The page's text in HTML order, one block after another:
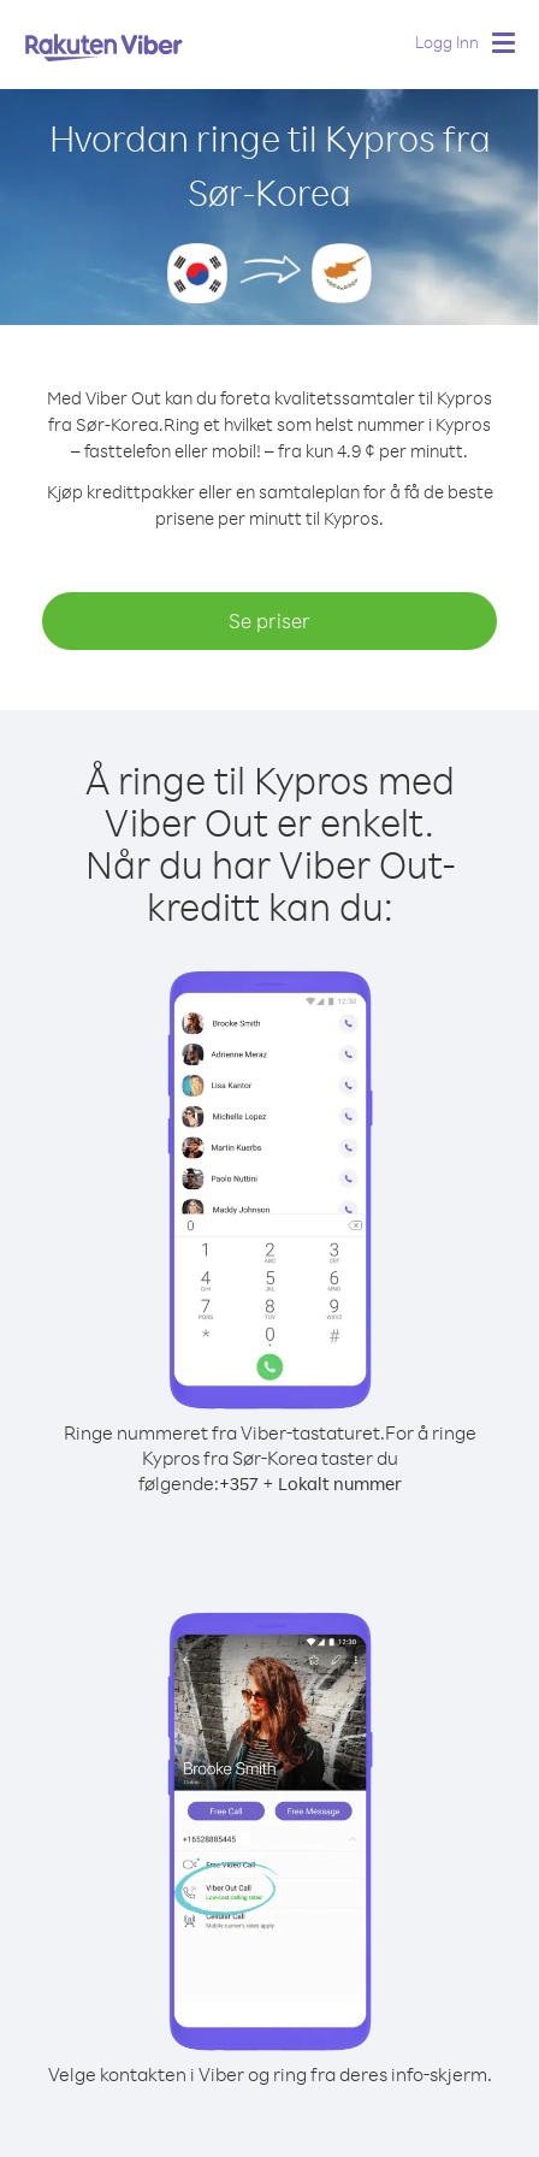
Logg Inn
Hvordan ringe til Kypros fra
Sør-Korea
Med Viber Out kan du foreta kvalitetssamtaler til Kypros
fra Sør-Korea.Ring et hvilket som helst nummer i Kypros
– fasttelefon eller mobil! – fra kun 4.9 ¢ per minutt.
Kjøp kredittpakker eller en samtaleplan for å få de beste
prisene per minutt til Kypros.
Se priser
Å ringe til Kypros med
Viber Out er enkelt.
Når du har Viber Out-
kreditt kan du:
Ringe nummeret fra Viber-tastaturet.For å ringe
Kypros fra Sør-Korea taster du
følgende:+357+ Lokalt nummer
Velge kontakten i Viber og ring fra deres info-skjerm.